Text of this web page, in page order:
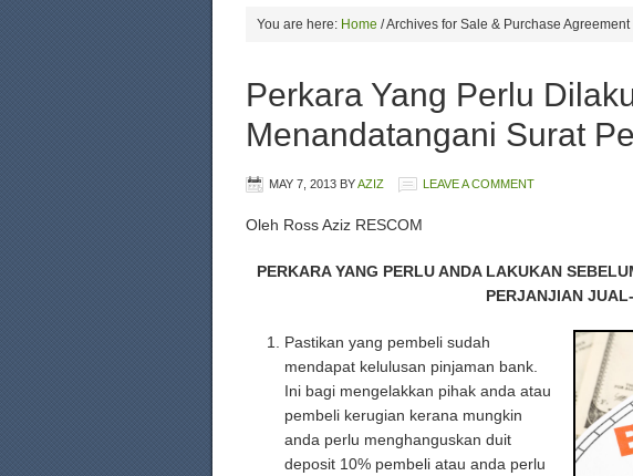
You are here: Home /Archives for Sale & Purchase Agreement
Perkara Yang Perlu
Menandatangani Surat
MAY 7, 2013 BYAZIZ LEAVE A COMMENT
Oleh Ross Aziz RESCOM
PERKARA YANG PERLU ANDA LAKUKAN
PERJANJIAN
Pastikan yang pembeli sudah
mendapat kelulusan pinjaman bank.
Ini bagi mengelakkan pihak anda atau
pembeli kerugian kerana mungkin
anda perlu menghanguskan duit
deposit 10% pembeli atau anda perlu